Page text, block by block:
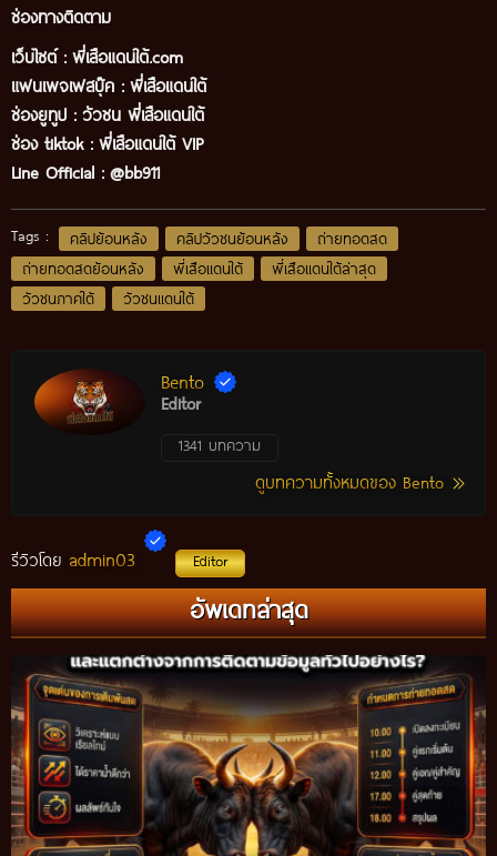
ช่องทางติดตาม
เว็บไซต์ : พี่เสือแดนใต้.com
แฟนเพจเฟสบุ๊ค : พี่เสือแดนใต้
ช่องยูทูป : วัวชน พี่เสือแดนใต้
ช่อง tiktok : พี่เสือแดนใต้ VIP
Line Official : @bb911
Tags : คลิปย้อนหลัง คลิปวัวชนย้อนหลัง
ถ่ายทอดสด
ถ่ายทอดสดย้อนหลัง
พี่เสือแดนใต้
พี่เสือแดนใต้ล่าสุด
วัวชนภาคใต้
วัวชนแดนใต้
Bento
Editor
1341 บทความ
ดูบทความทั้งหมดของ Bento
รีวิวโดย admin03 Editor
อัพเดทล่าสุด